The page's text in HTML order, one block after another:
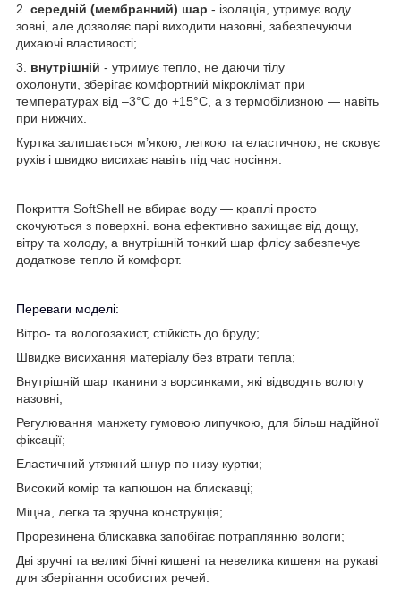
2. середній (мембранний) шар - ізоляція, утримує воду
зовні, але дозволяє парі виходити назовні, забезпечуючи
дихаючі властивості;
3. внутрішній - утримує тепло, не даючи тілу
охолонути, зберігає комфортний мікроклімат при
температурах від –3°C до +15°C, а з термобілизною — навіть
при нижчих.
Куртка залишається м’якою, легкою та еластичною, не сковує
рухів і швидко висихає навіть під час носіння.
Покриття SoftShell не вбирає воду — краплі просто
скочуються з поверхні. вона ефективно захищає від дощу,
вітру та холоду, а внутрішній тонкий шар флісу забезпечує
додаткове тепло й комфорт.
Переваги моделі:
Вітро- та вологозахист, стійкість до бруду;
Швидке висихання матеріалу без втрати тепла;
Внутрішній шар тканини з ворсинками, які відводять вологу
назовні;
Регулювання манжету гумовою липучкою, для більш надійної
фіксації;
Еластичний утяжний шнур по низу куртки;
Високий комір та капюшон на блискавці;
Міцна, легка та зручна конструкція;
Прорезинена блискавка запобігає потраплянню вологи;
Дві зручні та великі бічні кишені та невелика кишеня на рукаві
для зберігання особистих речей.